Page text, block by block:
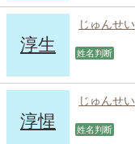
淳生
じゅんせい
姓名判断
淳惺
じゅんせい
姓名判断